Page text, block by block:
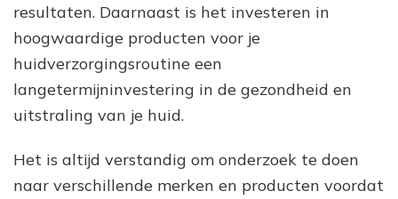
resultaten. Daarnaast is het investeren in
hoogwaardige producten voor je
huidverzorgingsroutine een
langetermijninvestering in de gezondheid en
uitstraling van je huid.
Het is altijd verstandig om onderzoek te doen
naar verschillende merken en producten voordat